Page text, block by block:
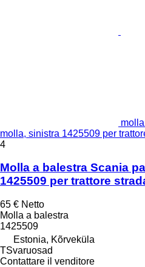
molla, sinistra 1425509 per
4
Molla a balestra Scania
1425509 per trattore
65 € Netto
Molla a balestra
1425509
Estonia, Kõrveküla
TSvaruosad
Contattare il venditore